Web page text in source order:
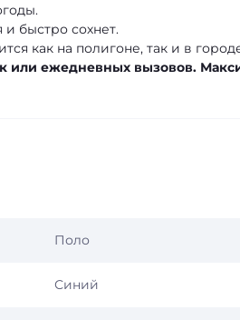
и быстро сохнет.
как на полигоне, так и в
или ежедневных вызовов.
Поло
Синий